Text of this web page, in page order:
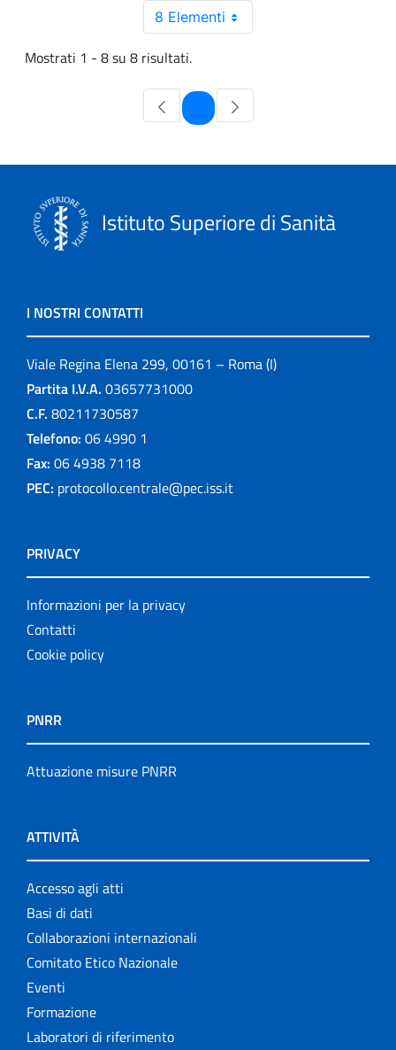
8 Elementi
Mostrati 1 - 8 su 8 risultati.
Pagina
Istituto Superiore di Sanità
I NOSTRI CONTATTI
Viale Regina Elena 299, 00161 – Roma (I)
Partita I.V.A. 03657731000
C.F. 80211730587
Telefono: 06 4990 1
Fax: 06 4938 7118
PEC: protocollo.centrale@pec.iss.it
PRIVACY
Informazioni per la privacy
Contatti
Cookie policy
PNRR
Attuazione misure PNRR
ATTIVITÀ
Accesso agli atti
Basi di dati
Collaborazioni internazionali
Comitato Etico Nazionale
Eventi
Formazione
Laboratori di riferimento